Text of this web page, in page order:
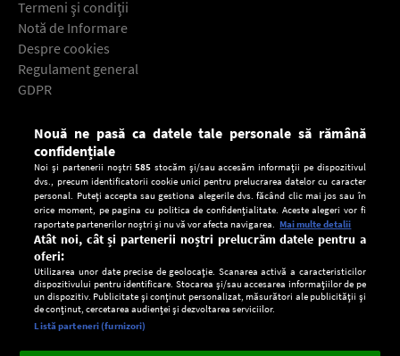
Termeni şi condiţii
Notă de Informare
Despre cookies
Regulament general
GDPR
Descarcă gratuit aplicaţia Europa FM pentru smartphone:
Setări:
Dark
Nouă ne pasă ca datele tale personale să rămână
confidențiale
Noi și partenerii noștri585 stocăm și/sau accesăm informații pe dispozitivul
dvs., precum identificatorii cookie unici pentru prelucrarea datelor cu caracter
personal. Puteți accepta sau gestiona alegerile dvs. făcând clic mai jos sau în
orice moment, pe pagina cu politica de confidențialitate. Aceste alegeri vor fi
raportate partenerilor noștri și nu vă vor afecta navigarea. Mai multe detalii
Atât noi, cât și partenerii noștri prelucrăm datele pentru a
oferi:
Utilizarea unor date precise de geolocație. Scanarea activă a caracteristicilor
dispozitivului pentru identificare. Stocarea și/sau accesarea informațiilor de pe
un dispozitiv. Publicitate și conținut personalizat, măsurători ale publicității și
de conținut, cercetarea audienței și dezvoltarea serviciilor.
Listă parteneri (furnizori)